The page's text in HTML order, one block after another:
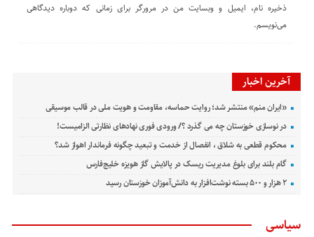
ذخیره نام، ایمیل و وبسایت من در مرورگر برای زمانی که دوباره دیدگاهی
می‌نویسم.
آخرین اخبار
«ایران منم» منتشر شد؛ روایت حماسه، مقاومت و هویت ملی در قالب موسیقی
در نوسازی خوزستان چه می گذرد ؟/ ورودی فوری نهادهای نظارتی الزامیست!
محکوم قطعی به شلاق ، انفصال از خدمت و تبعید چگونه فرماندار اهواز شد؟
گام بلند برای بلوغ مدیریت ریسک در پالایش گاز هویزه خلیج‌فارس
۲ هزار و ۵۰۰ بسته نوشت‌افزار به دانش‌آموزان خوزستان رسید
سیاسی